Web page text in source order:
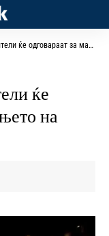
матретирањето на девојчето во Аеродром
ќе
на